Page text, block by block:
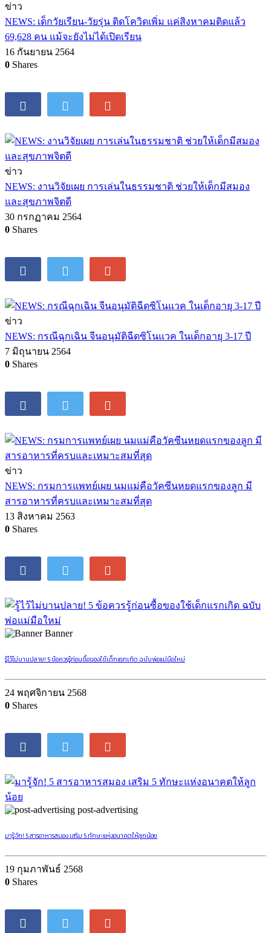
ข่าว
NEWS: เด็กวัยเรียน-วัยรุ่น ติดโควิดเพิ่ม แค่สิงหาคมติดแล้ว
69,628 คน แม้จะยังไม่ได้เปิดเรียน
16 กันยายน 2564
0 Shares
ข่าว
NEWS: งานวิจัยเผย การเล่นในธรรมชาติ ช่วยให้เด็กมีสมอง
และสุขภาพจิตดี
30 กรกฏาคม 2564
0 Shares
ข่าว
NEWS: กรณีฉุกเฉิน จีนอนุมัติฉีดซิโนแวค ในเด็กอายุ 3-17 ปี
7 มิถุนายน 2564
0 Shares
ข่าว
NEWS: กรมการแพทย์เผย นมแม่คือวัคซีนหยดแรกของลูก มี
สารอาหารที่ครบและเหมาะสมที่สุด
13 สิงหาคม 2563
0 Shares
Banner
รู้ไว้ไม่บานปลาย! 5 ข้อควรรู้ก่อนซื้อของใช้เด็กแรกเกิด ฉบับพ่อแม่มือใหม่
24 พฤศจิกายน 2568
0 Shares
post-advertising
มารู้จัก! 5 สารอาหารสมอง เสริม 5 ทักษะแห่งอนาคตให้ลูกน้อย
19 กุมภาพันธ์ 2568
0 Shares